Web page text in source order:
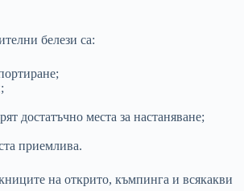
белези са:
достатъчно места за настаняване;
приемлива.
на открито, къмпинга и всякакви